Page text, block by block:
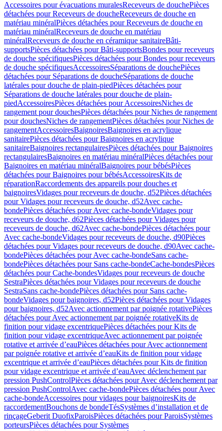
Accessoires pour évacuations muralesReceveurs de douchePièces
détachées pour Receveurs de doucheReceveurs de douche en
matériau minéralPièces détachées pour Receveurs de douche en
matériau minéralReceveurs de douche en matériau
minéralReceveurs de douche en céramique sanitaireBâti-
supportsPièces détachées pour Bâti-supportsBondes pour receveurs
de douche spécifiquesPièces détachées pour Bondes pour receveurs
de douche spécifiquesAccessoiresSéparations de douchePièces
détachées pour Séparations de doucheSéparations de douche
latérales pour douche de plain-piedPièces détachées pour
Séparations de douche latérales pour douche de plain-
piedAccessoiresPièces détachées pour AccessoiresNiches de
rangement pour douchesPièces détachées pour Niches de rangement
pour douchesNiches de rangementPièces détachées pour Niches de
rangementAccessoiresBaignoiresBaignoires en acrylique
sanitairePièces détachées pour Baignoires en acrylique
sanitaireBaignoires rectangulairesPièces détachées pour Baignoires
rectangulairesBaignoires en matériau minéralPièces détachées pour
Baignoires en matériau minéralBaignoires pour bébésPièces
détachées pour Baignoires pour bébésAccessoiresKits de
réparationRaccordements des appareils pour douches et
baignoiresVidages pour receveurs de douche, d52Pièces détachées
pour Vidages pour receveurs de douche, d52Avec cache-
bondePièces détachées pour Avec cache-bondeVidages pour
receveurs de douche, d62Pièces détachées pour Vidages pour
receveurs de douche, d62Avec cache-bondePièces détachées pour
Avec cache-bondeVidages pour receveurs de douche, d90Pièces
détachées pour Vidages pour receveurs de douche, d90Avec cache-
bondePièces détachées pour Avec cache-bondeSans cache-
bondePièces détachées pour Sans cache-bondeCache-bondesPièces
détachées pour Cache-bondesVidages pour receveurs de douche
SestraPièces détachées pour Vidages pour receveurs de douche
SestraSans cache-bondePièces détachées pour Sans cache-
bondeVidages pour baignoires, d52Pièces détachées pour Vidages
pour baignoires, d52Avec actionnement par poignée rotativePièces
détachées pour Avec actionnement par poignée rotativeKits de
finition pour vidage excentriquePièces détachées pour Kits de
finition pour vidage excentriqueAvec actionnement par poignée
rotative et arrivée d’eauPièces détachées pour Avec actionnement
par poignée rotative et arrivée d’eauKits de finition pour vidage
excentrique et arrivée d’eauPièces détachées pour Kits de finition
pour vidage excentrique et arrivée d’eauAvec déclenchement par
pression PushControlPièces détachées pour Avec déclenchement par
pression PushControlAvec cache-bondePièces détachées pour Avec
cache-bondeAccessoires pour vidages pour baignoiresKits de
raccordementBouchons de bondeTésSystèmes d’installation et de
rinçageGeberit DuofixParoisPièces détachées pour ParoisSystèmes
porteursPièces détachées pour Systèmes